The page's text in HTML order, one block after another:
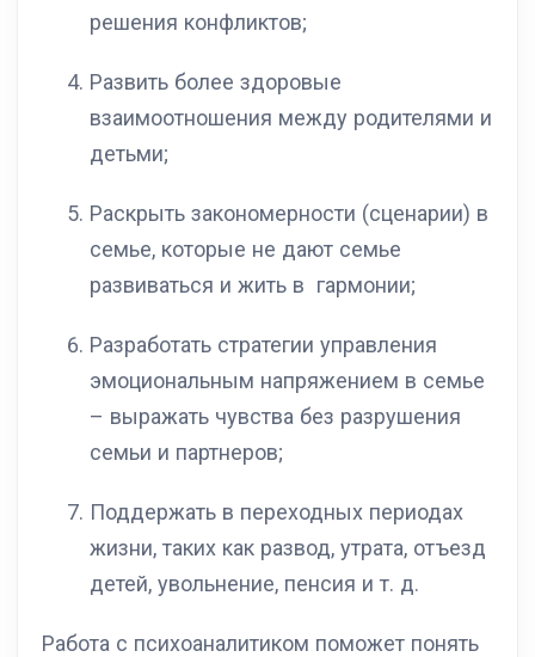
решения конфликтов;
Развить более здоровые
взаимоотношения между родителями и
детьми;
Раскрыть закономерности (сценарии) в
семье, которые не дают семье
развиваться и жить в гармонии;
Разработать стратегии управления
эмоциональным напряжением в семье
– выражать чувства без разрушения
семьи и партнеров;
Поддержать в переходных периодах
жизни, таких как развод, утрата, отъезд
детей, увольнение, пенсия и т. д.
Работа с психоаналитиком поможет понять